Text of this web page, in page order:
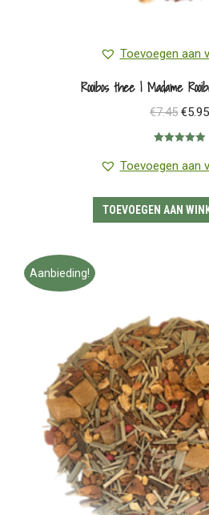
Toevoegen aan
Rooibos thee | Madame
€7.45
prijs
€5.95
5.00 uit 5
Toevoegen aan
TOEVOEGEN AAN
Aanbieding!